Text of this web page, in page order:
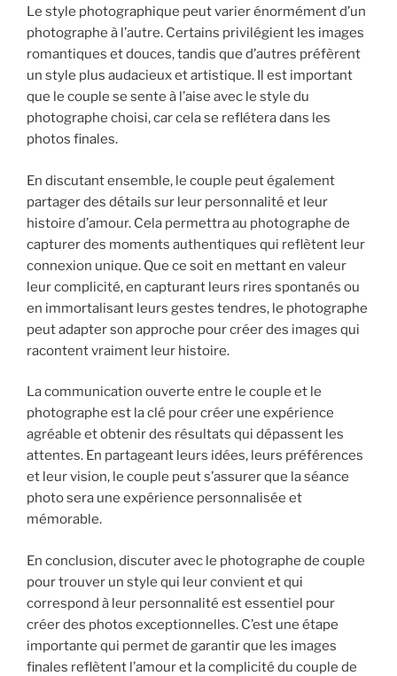
Le style photographique peut varier énormément d’un
photographe à l’autre. Certains privilégient les images
romantiques et douces, tandis que d’autres préfèrent
un style plus audacieux et artistique. Il est important
que le couple se sente à l’aise avec le style du
photographe choisi, car cela se reflétera dans les
photos finales.
En discutant ensemble, le couple peut également
partager des détails sur leur personnalité et leur
histoire d’amour. Cela permettra au photographe de
capturer des moments authentiques qui reflètent leur
connexion unique. Que ce soit en mettant en valeur
leur complicité, en capturant leurs rires spontanés ou
en immortalisant leurs gestes tendres, le photographe
peut adapter son approche pour créer des images qui
racontent vraiment leur histoire.
La communication ouverte entre le couple et le
photographe est la clé pour créer une expérience
agréable et obtenir des résultats qui dépassent les
attentes. En partageant leurs idées, leurs préférences
et leur vision, le couple peut s’assurer que la séance
photo sera une expérience personnalisée et
mémorable.
En conclusion, discuter avec le photographe de couple
pour trouver un style qui leur convient et qui
correspond à leur personnalité est essentiel pour
créer des photos exceptionnelles. C’est une étape
importante qui permet de garantir que les images
finales reflètent l’amour et la complicité du couple de